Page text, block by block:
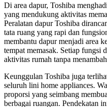
Di area dapur, Toshiba
yang mendukung aktivitas
Peralatan dapur Toshiba
tata ruang yang rapi dan
membantu dapur menjadi area
tempat memasak. Setiap fungsi
aktivitas rumah tanpa
Keunggulan Toshiba juga
seluruh lini home appliances.
proporsi yang seimbang
berbagai ruangan. Pendekatan